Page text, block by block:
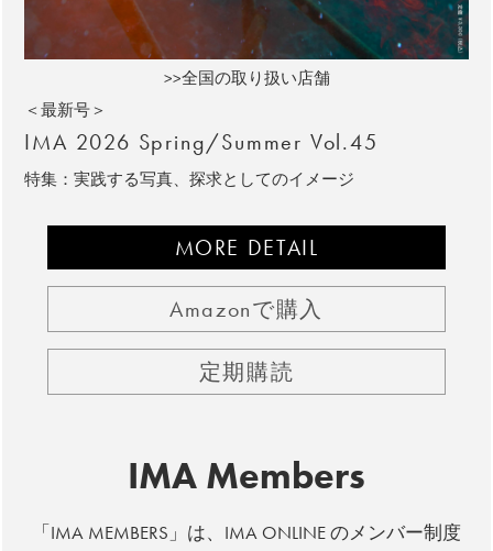
>>全国の取り扱い店舗
＜最新号＞
IMA 2026 Spring/Summer Vol.45
特集：実践する写真、探求としてのイメージ
MORE DETAIL
Amazonで購入
定期購読
IMA Members
「IMA MEMBERS」は、IMA ONLINE のメンバー制度